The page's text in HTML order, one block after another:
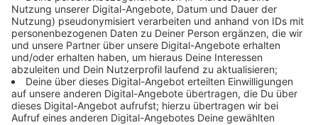
des Monsters von Florenz wird zu einem der infamsten
in der Geschichte Italiens.
Streaming-Dienst: Netflix
Anzeige